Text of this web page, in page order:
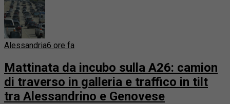
Alessandria6 ore fa
Mattinata da incubo sulla A26: camion
di traverso in galleria e traffico in tilt
tra Alessandrino e Genovese